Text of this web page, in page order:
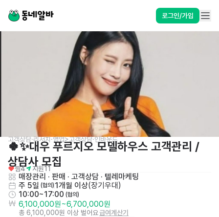
로그인/가입
고객상담·리서치·영업>고객상담·인바운드
🍀✨대우 푸르지오 모델하우스 고객관리 /
상담사 모집
찜4 지원11
매장관리 · 판매 · 고객상담 · 텔레마케팅
주 5일 (협의) 1개월 이상(장기우대 )
10:00~17:00 (협의)
6,100,000원~6,700,000원
총 6,100,000원 이상 벌어요급여계산기